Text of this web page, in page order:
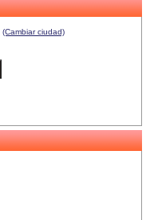
(Cambiar ciudad)